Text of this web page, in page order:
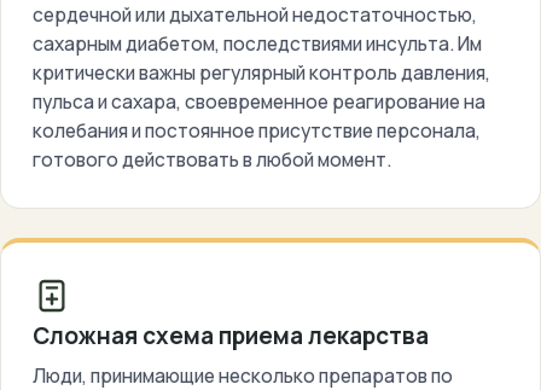
сердечной или дыхательной недостаточностью,
сахарным диабетом, последствиями инсульта. Им
критически важны регулярный контроль давления,
пульса и сахара, своевременное реагирование на
колебания и постоянное присутствие персонала,
готового действовать в любой момент.
Сложная схема приема лекарства
Люди, принимающие несколько препаратов по